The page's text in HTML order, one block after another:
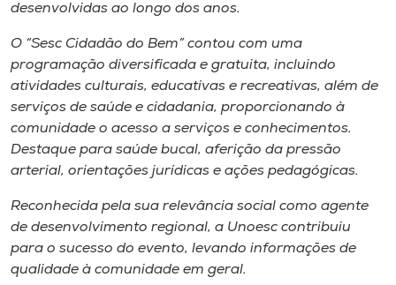
Rádio
Museu
Unoesc
Store
Selecione
o idioma
desenvolvidas ao longo dos anos.
O “Sesc Cidadão do Bem” contou com uma
programação diversificada e gratuita, incluindo
atividades culturais, educativas e recreativas, além de
serviços de saúde e cidadania, proporcionando à
comunidade o acesso a serviços e conhecimentos.
Destaque para saúde bucal, aferição da pressão
arterial, orientações jurídicas e ações pedagógicas.
Reconhecida pela sua relevância social como agente
de desenvolvimento regional, a Unoesc contribuiu
para o sucesso do evento, levando informações de
qualidade à comunidade em geral.